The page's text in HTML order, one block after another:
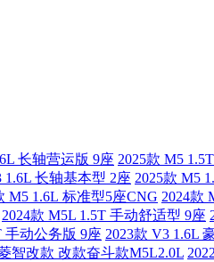
长轴营运版 9座 2025款 M5
1.6L 长轴基本型 2座 2025款 M5
M5 1.6L 标准型5座CNG 2024款
2024款 M5L 1.5T 手动舒适型 9座
手动公务版 9座 2023款 V3 1.6L
智改款 改款奋斗款M5L2.0L